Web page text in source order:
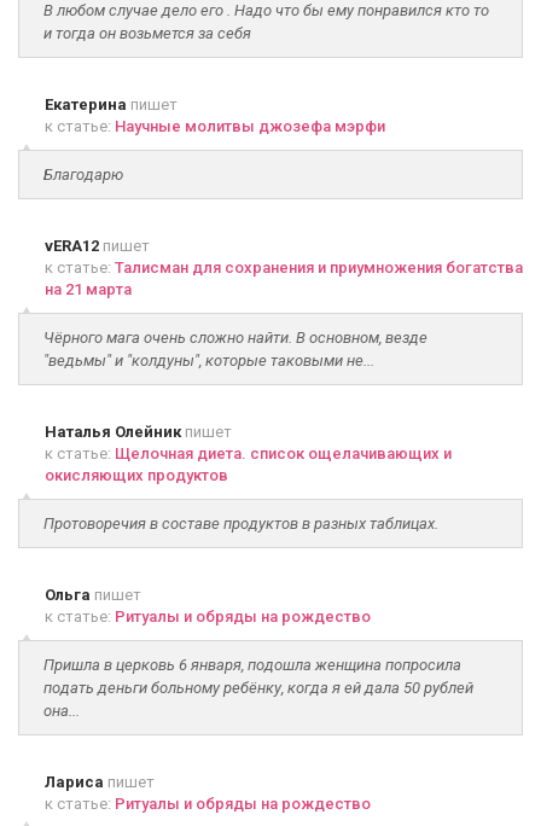
В любом случае дело его . Надо что бы ему понравился кто то
и тогда он возьмется за себя
Екатерина пишет
к статье: Научные молитвы джозефа мэрфи
Благодарю
vERA12 пишет
к статье: Талисман для сохранения и приумножения богатства
на 21 марта
Чёрного мага очень сложно найти. В основном, везде
"ведьмы" и "колдуны", которые таковыми не...
Наталья Олейникпишет
к статье: Щелочная диета. список ощелачивающих и
окисляющих продуктов
Протоворечия в составе продуктов в разных таблицах.
Ольга пишет
к статье: Ритуалы и обряды на рождество
Пришла в церковь 6 января, подошла женщина попросила
подать деньги больному ребёнку, когда я ей дала 50 рублей
она...
Лариса пишет
к статье: Ритуалы и обряды на рождество